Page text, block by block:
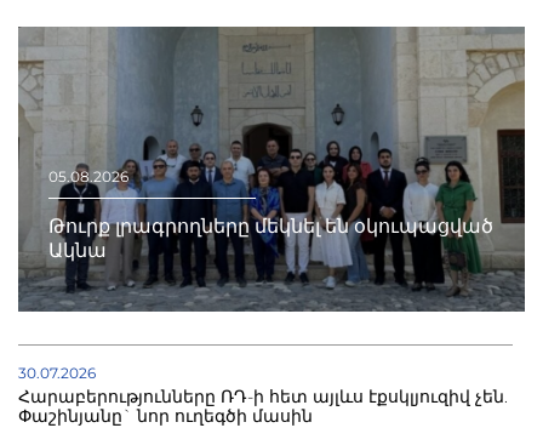
05.08.2026
Թուրք լրագրողները մեկնել են օկուպացված
Ակնա
30.07.2026
Հարաբերությունները ՌԴ-ի հետ այլևս էքսկլյուզիվ չեն.
Փաշինյանը` նոր ուղեգծի մասին